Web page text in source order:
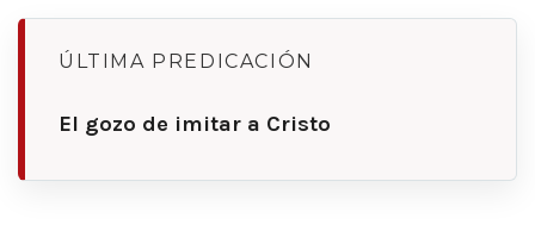
ÚLTIMA PREDICACIÓN
El gozo de imitar a Cristo